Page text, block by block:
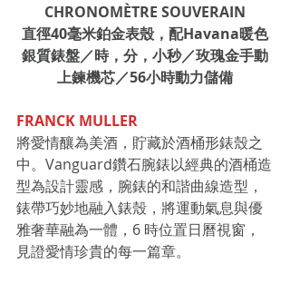
CHRONOMÈTRE SOUVERAIN
直徑40毫米鉑金表殼，配Havana暖色
銀質錶盤／時，分，小秒／玫瑰金手動
上鍊機芯／56小時動力儲備
FRANCK MULLER
將愛情釀為美酒，貯藏於酒桶形錶殼之
中。Vanguard鑽石腕錶以經典的酒桶造
型為設計靈感，腕錶的和諧曲線造型，
錶帶巧妙地融入錶殼，將運動氣息與優
雅奢華融為一體，6 時位置日曆視窗，
見證愛情珍貴的每一篇章。